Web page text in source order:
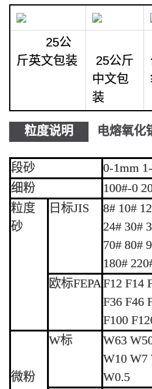
25公
斤英文包装
25公斤
中文包
装
粒度说明 电熔氧化
段砂
0-1mm
细粉
100#-0
粒度
砂
日标JIS
8# 10#
24# 30#
70# 80#
180#
欧标FEPAF12 F14
F36 F46
F100
微粉
W标
W63
W10 W7
W0.5